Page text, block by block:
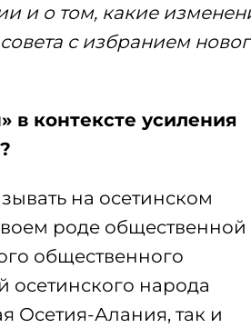
и о том, какие
с избранием
в контексте усиления
на осетинском
роде общественной
общественного
осетинского народа
Осетия-Алания, так и